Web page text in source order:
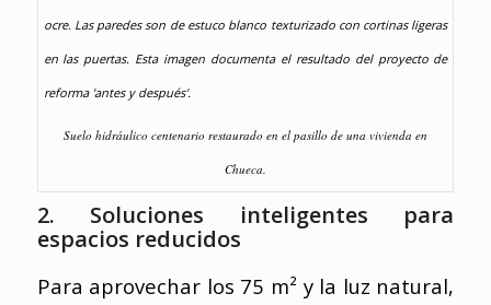
Suelo hidráulico centenario restaurado en el pasillo de una vivienda en
Chueca.
2. Soluciones inteligentes para
espacios reducidos
Para aprovechar los 75 m² y la luz natural,